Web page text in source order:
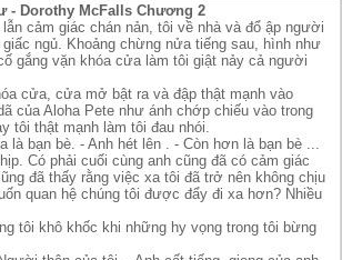
- Dorothy McFalls Chương 2
cảm giác chán nản, tôi về nhà và đổ ập người
ngủ. Khoảng chừng nửa tiếng sau, hình như
gắng vặn khóa cửa làm tôi giật nảy cả người
cửa, cửa mở bật ra và đập thật mạnh vào
của Aloha Pete như ánh chớp chiếu vào trong
tôi thật mạnh làm tôi đau nhói.
là bạn bè. - Anh hét lên . - Còn hơn là bạn bè ...
Có phải cuối cùng anh cũng đã có cảm giác
đã thấy rằng việc xa tôi đã trở nên không chịu
quan hệ chúng tôi được đẩy đi xa hơn? Nhiều
tôi khô khốc khi những hy vọng trong tôi bừng